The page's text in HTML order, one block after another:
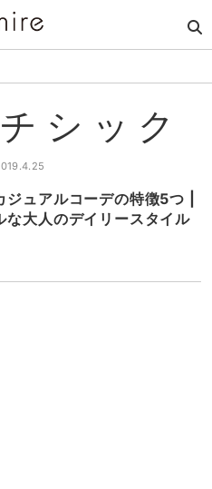
シック
ジュアルコーデの特徴5つ |
な大人のデイリースタイル